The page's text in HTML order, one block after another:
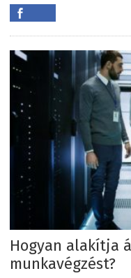
Hogyan alakítja
munkavégzést?